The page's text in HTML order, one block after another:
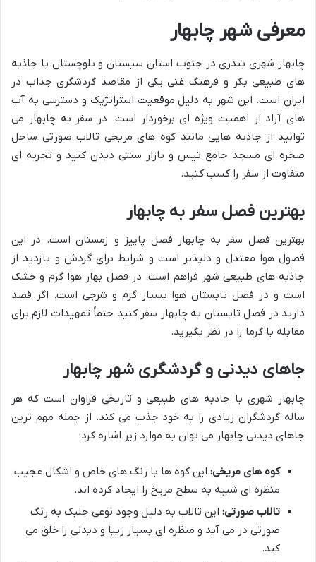
معرفی شهر چابهار
چابهار شهری بندری در جنوب استان سیستان و بلوچستان با جاذبه
های طبیعی بکر و فرهنگ غنی یکی از مقاصد گردشگری جذاب در
ایران است. این شهر به دلیل موقعیت استراتژیک و دسترسی به آب
های آزاد از اهمیت ویژه ای برخوردار است. در سفر به چابهار می
توانید از جاذبه هایی مانند کوه های مریخی تالاب صورتی ساحل
صخره ای مسجد جامع تیس و بازار سنتی دیدن کنید و تجربه ای
متفاوت از سفر را کسب کنید.
بهترین فصل سفر به چابهار
بهترین فصل سفر به چابهار فصل پاییز و زمستان است. در این
فصول هوا معتدل و دلپذیر است و شرایط برای گردش و بازدید از
جاذبه های طبیعی شهر فراهم است. در فصل بهار هوا گرم و خشک
است و در فصل تابستان هوا بسیار گرم و شرجی است. اگر قصد
دارید در فصل تابستان به چابهار سفر کنید حتماً تمهیدات لازم برای
مقابله با گرما را در نظر بگیرید.
جاهای دیدنی و گردشگری شهر چابهار
چابهار شهری با جاذبه های طبیعی و تاریخی فراوان است که هر
ساله گردشگران زیادی را به خود جذب می کند. از جمله مهم ترین
جاهای دیدنی چابهار می توان به موارد زیر اشاره کرد:
کوه های مریخی: این کوه ها با رنگ های خاص و اشکال عجیب
منظره ای شبیه به سطح مریخ را ایجاد کرده اند.
تالاب صورتی: این تالاب به دلیل وجود نوعی جلبک به رنگ
صورتی در می آید و منظره ای بسیار زیبا و دیدنی را خلق می
کند.